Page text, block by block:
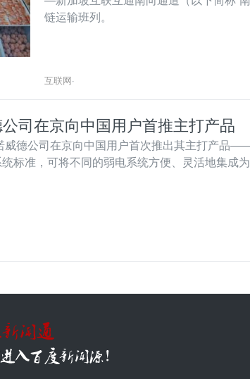
链运输班列。
互联网·
司在京向中国用户首推主打产品
威德公司在京向中国用户首次推出其主打产品
标准，可将不同的弱电系统方便、灵活地集成